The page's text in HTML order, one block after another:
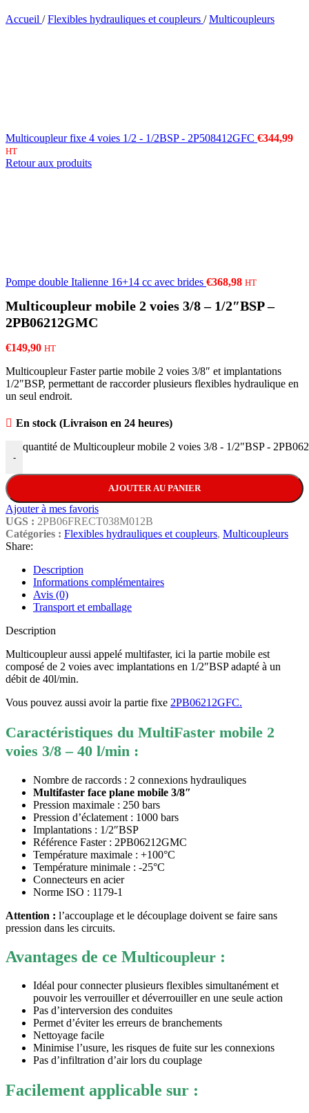
Accueil / Flexibles hydrauliques et coupleurs / Multicoupleurs
Multicoupleur fixe 4 voies 1/2 - 1/2BSP - 2P508412GFC €344,99
HT
Retour aux produits
Pompe double Italienne 16+14 cc avec brides €368,98 HT
Multicoupleur mobile 2 voies 3/8 – 1/2″BSP –
2PB06212GMC
€149,90 HT
Multicoupleur Faster partie mobile 2 voies 3/8″ et implantations
1/2″BSP, permettant de raccorder plusieurs flexibles hydraulique en
un seul endroit.
En stock (Livraison en 24 heures)
-
quantité de Multicoupleur mobile 2 voies 3/8 - 1/2"BSP -
AJOUTER AU PANIER
Ajouter à mes favoris
UGS : 2PB06FRECT038M012B
Catégories : Flexibles hydrauliques et coupleurs, Multicoupleurs
Share:
Description
Informations complémentaires
Avis (0)
Transport et emballage
Description
Multicoupleur aussi appelé multifaster, ici la partie mobile est
composé de 2 voies avec implantations en 1/2″BSP adapté à un
débit de 40l/min.
Vous pouvez aussi avoir la partie fixe 2PB06212GFC.
Caractéristiques du MultiFaster mobile 2
voies 3/8 – 40 l/min :
Nombre de raccords : 2 connexions hydrauliques
Multifaster face plane mobile 3/8″
Pression maximale : 250 bars
Pression d’éclatement : 1000 bars
Implantations : 1/2″BSP
Référence Faster : 2PB06212GMC
Température maximale : +100°C
Température minimale : -25°C
Connecteurs en acier
Norme ISO : 1179-1
Attention : l’accouplage et le découplage doivent se faire sans
pression dans les circuits.
Avantages de ce Multicoupleur :
Idéal pour connecter plusieurs flexibles simultanément et
pouvoir les verrouiller et déverrouiller en une seule action
Pas d’interversion des conduites
Permet d’éviter les erreurs de branchements
Nettoyage facile
Minimise l’usure, les risques de fuite sur les connexions
Pas d’infiltration d’air lors du couplage
Facilement applicable sur :